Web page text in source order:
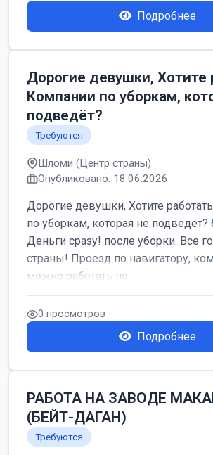
Подробнее
Дорогие девушки, Хотите
Компании по уборкам,
подведёт?
Требуются
Шломи (Центр страны)
Опубликовано: 18.06.2026
Дорогие девушки, Хотите
по уборкам, которая не подведёт?
Деньги сразу! после уборки. Все
страны! Проезд по навигатору,
можно работать по...
0 просмотров
Подробнее
РАБОТА НА ЗАВОДЕ
(БЕЙТ-ДАГАН)
Требуются